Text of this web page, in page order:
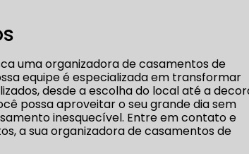
uma organizadora de casamentos de
equipe é especializada em transformar
desde a escolha do local até a
possa aproveitar o seu grande dia sem
inesquecível. Entre em contato e
a sua organizadora de casamentos de